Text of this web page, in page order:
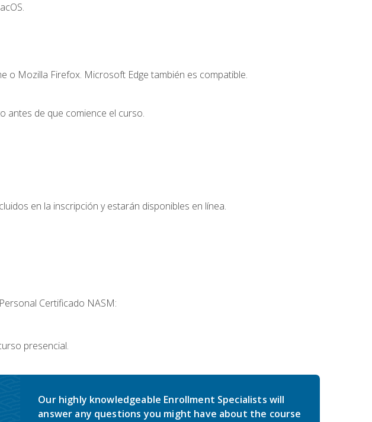
o Mozilla Firefox. Microsoft Edge también es compatible.
antes de que comience el curso.
en la inscripción y estarán disponibles en línea.
Certificado NASM:
presencial.
Our highly knowledgeable Enrollment Specialists will
answer any questions you might have about the course